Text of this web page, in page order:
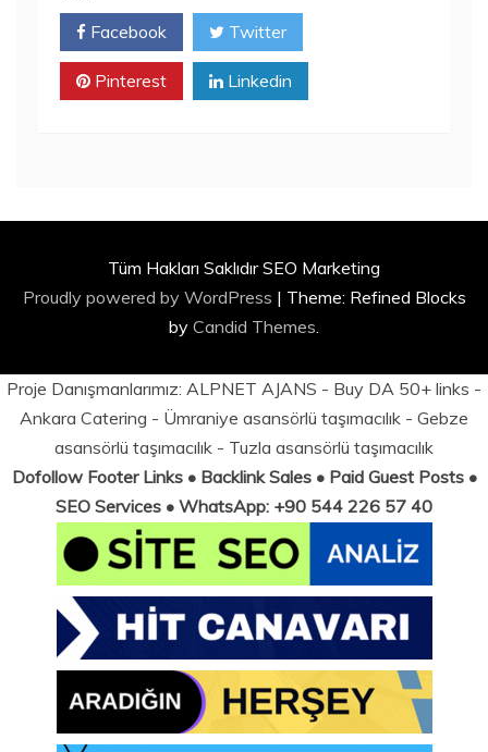
Facebook Twitter
Pinterest Linkedin
Tüm Hakları Saklıdır SEO Marketing
Proudly powered by WordPress | Theme: Refined Blocks
by Candid Themes
Proje Danışmanlarımız: ALPNET AJANS - Buy DA 50+ links -
Ankara Catering - Ümraniye asansörlü taşımacılık - Gebze
asansörlü taşımacılık - Tuzla asansörlü taşımacılık
Dofollow Footer Links • Backlink Sales • Paid Guest Posts •
SEO Services • WhatsApp: +90 544 226 57 40